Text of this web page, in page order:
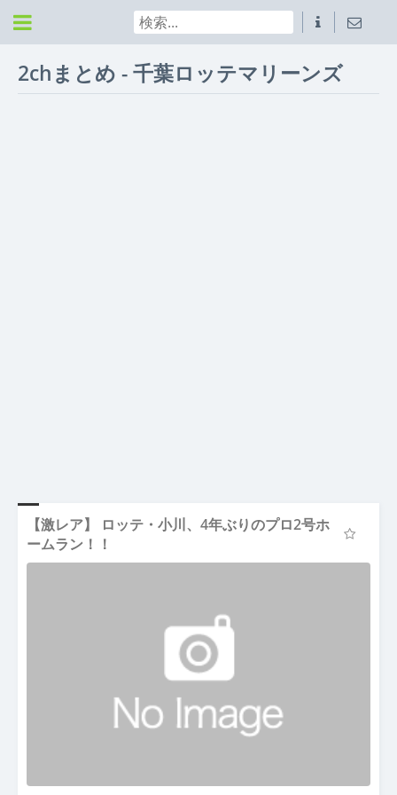
2chまとめ - 千葉ロッテマリーンズ
【激レア】 ロッテ・小川、4年ぶりのプロ2号ホ
ームラン！！